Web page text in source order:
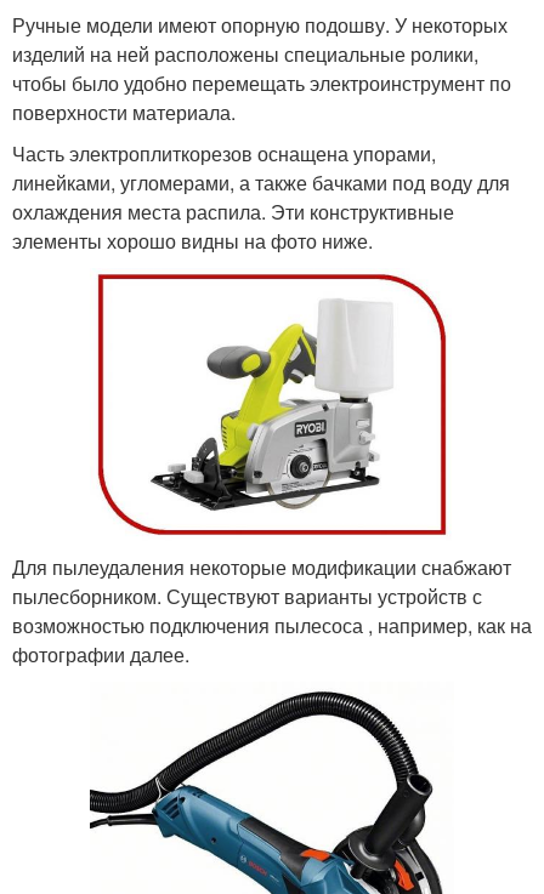
Ручные модели имеют опорную подошву. У некоторых
изделий на ней расположены специальные ролики,
чтобы было удобно перемещать электроинструмент по
поверхности материала.
Часть электроплиткорезов оснащена упорами,
линейками, угломерами, а также бачками под воду для
охлаждения места распила. Эти конструктивные
элементы хорошо видны на фото ниже.
Для пылеудаления некоторые модификации снабжают
пылесборником. Существуют варианты устройств с
возможностью подключения пылесоса , например, как на
фотографии далее.